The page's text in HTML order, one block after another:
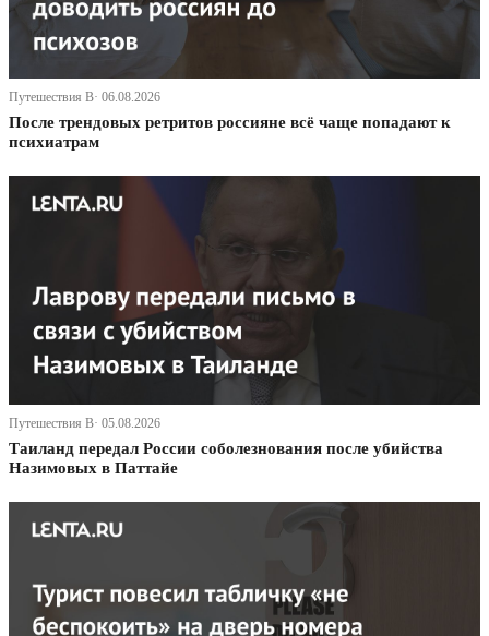
Путешествия В· 06.08.2026
После трендовых ретритов россияне всё чаще попадают к
психиатрам
Путешествия В· 05.08.2026
Таиланд передал России соболезнования после убийства
Назимовых в Паттайе